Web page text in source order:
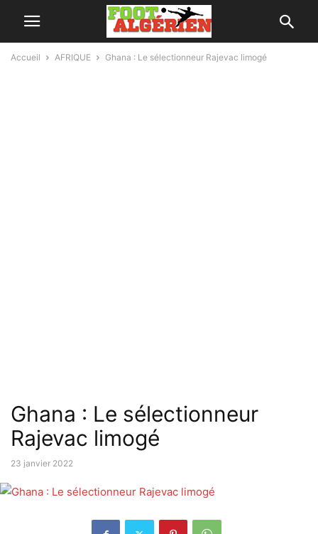
Accueil AFRIQUE Ghana : Le sélectionneur Rajevac limogé
Ghana : Le sélectionneur
Rajevac limogé
23 janvier 2022